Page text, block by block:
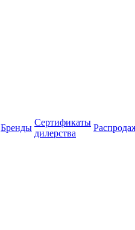
Бренды
Сертификаты
дилерства